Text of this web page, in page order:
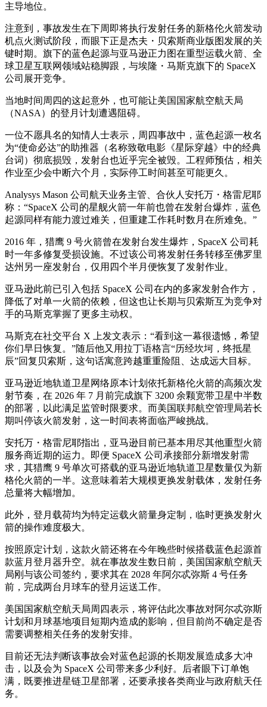
主导地位。
注意到，事故发生在下周即将执行发射任务的新格伦火箭发动
机点火测试阶段，而眼下正是杰夫・贝索斯商业版图发展的关
键时期。旗下的蓝色起源与亚马逊正力图在重型运载火箭、全
球卫星互联网领域站稳脚跟，与埃隆・马斯克旗下的 SpaceX
公司展开竞争。
当地时间周四的这起意外，也可能让美国国家航空航天局
（NASA）的登月计划遭遇阻碍。
一位不愿具名的知情人士表示，周四事故中，蓝色起源一枚名
为“使命必达”的助推器（名称致敬电影《星际穿越》中的经典
台词）彻底损毁，发射台也近乎完全被毁。工程师预估，相关
作业至少会中断六个月，实际停工时间甚至可能更久。
Analysys Mason 公司航天业务主管、合伙人安托万・格雷尼耶
称：“SpaceX 公司的星舰火箭一年前也曾在发射台爆炸，蓝色
起源同样有能力渡过难关，但重建工作耗时数月在所难免。”
2016 年，猎鹰 9 号火箭曾在发射台发生爆炸，SpaceX 公司耗
时一年多修复受损设施。不过该公司将发射任务转移至佛罗里
达州另一座发射台，仅用四个半月便恢复了发射作业。
亚马逊此前已引入包括 SpaceX 公司在内的多家发射合作方，
降低了对单一火箭的依赖，但这也让长期与贝索斯互为竞争对
手的马斯克掌握了更多主动权。
马斯克在社交平台 X 上发文表示：“看到这一幕很遗憾，希望
你们早日恢复。”随后他又用拉丁语格言“历经坎坷，终抵星
辰”回复贝索斯，这句话寓意跨越重重险阻、达成远大目标。
亚马逊近地轨道卫星网络原本计划依托新格伦火箭的高频次发
射节奏，在 2026 年 7 月前完成旗下 3200 余颗宽带卫星中半数
的部署，以此满足监管时限要求。而美国联邦航空管理局若长
期叫停该火箭发射，这一时间表将面临严峻挑战。
安托万・格雷尼耶指出，亚马逊目前已基本用尽其他重型火箭
服务商近期的运力。即便 SpaceX 公司承接部分新增发射需
求，其猎鹰 9 号单次可搭载的亚马逊近地轨道卫星数量仅为新
格伦火箭的一半。这意味着若大规模更换发射载体，发射任务
总量将大幅增加。
此外，登月载荷均为特定运载火箭量身定制，临时更换发射火
箭的操作难度极大。
按照原定计划，这款火箭还将在今年晚些时候搭载蓝色起源首
款蓝月登月器升空。就在事故发生数日前，美国国家航空航天
局刚与该公司签约，要求其在 2028 年阿尔忒弥斯 4 号任务
前，完成两台月球车的登月运送工作。
美国国家航空航天局周四表示，将评估此次事故对阿尔忒弥斯
计划和月球基地项目短期内造成的影响，但目前尚不确定是否
需要调整相关任务的发射安排。
目前还无法判断该事故会对蓝色起源的长期发展造成多大冲
击，以及会为 SpaceX 公司带来多少利好。后者眼下订单饱
满，既要推进星链卫星部署，还要承接各类商业与政府航天任
务。